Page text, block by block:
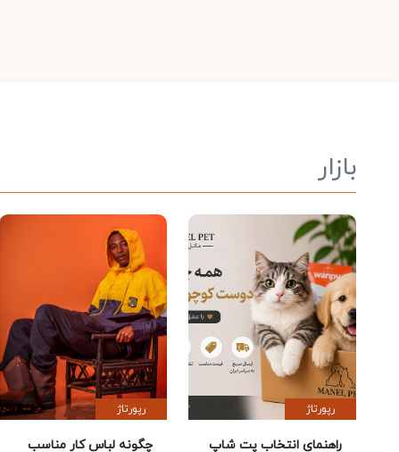
بازار
رپورتاژ
راهنمای انتخاب پت شاپ
رپورتاژ
چگونه لباس کار مناسب